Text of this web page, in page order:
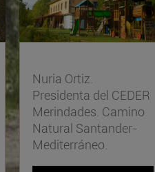
Nuria Ortiz.
Presidenta del CEDER
Merindades. Camino
Natural Santander-
Mediterráneo.